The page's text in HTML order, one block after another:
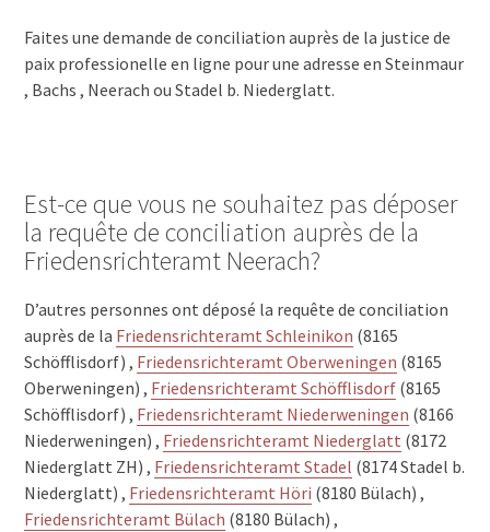
Faites une demande de conciliation auprès de la justice de
paix professionelle en ligne pour une adresse en Steinmaur
, Bachs , Neerach ou Stadel b. Niederglatt.
Est-ce que vous ne souhaitez pas déposer
la requête de conciliation auprès de la
Friedensrichteramt Neerach?
D’autres personnes ont déposé la requête de conciliation
auprès de la Friedensrichteramt Schleinikon (8165
Schöfflisdorf) , Friedensrichteramt Oberweningen (8165
Oberweningen) , Friedensrichteramt Schöfflisdorf (8165
Schöfflisdorf) , Friedensrichteramt Niederweningen (8166
Niederweningen) , Friedensrichteramt Niederglatt (8172
Niederglatt ZH) , Friedensrichteramt Stadel (8174 Stadel b.
Niederglatt) , Friedensrichteramt Höri (8180 Bülach) ,
Friedensrichteramt Bülach (8180 Bülach) ,